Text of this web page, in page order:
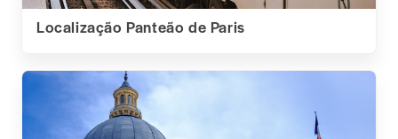
Localização Panteão de Paris